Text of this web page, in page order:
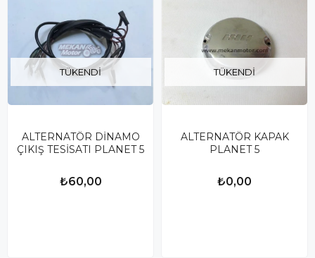
TÜKENDI
ALTERNATÖR DİNAMO
ÇIKIŞ TESİSATI PLANET 5
₺60,00
TÜKENDI
ALTERNATÖR KAPAK
PLANET 5
₺0,00